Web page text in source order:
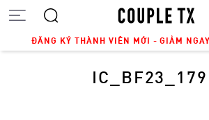
ĐĂNG KÝ THÀNH VIÊN MỚI - GIẢM